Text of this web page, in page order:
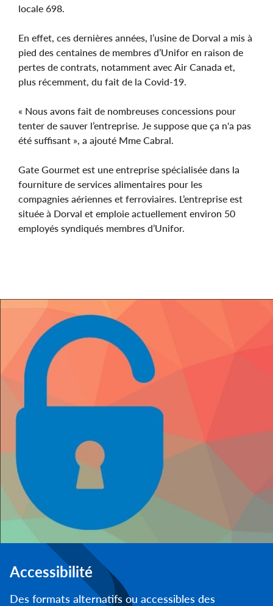
locale 698.
En effet, ces dernières années, l’usine de Dorval a mis à
pied des centaines de membres d’Unifor en raison de
pertes de contrats, notamment avec Air Canada et,
plus récemment, du fait de la Covid-19.
« Nous avons fait de nombreuses concessions pour
tenter de sauver l’entreprise. Je suppose que ça n'a pas
été suffisant », a ajouté Mme Cabral.
Gate Gourmet est une entreprise spécialisée dans la
fourniture de services alimentaires pour les
compagnies aériennes et ferroviaires. L’entreprise est
située à Dorval et emploie actuellement environ 50
employés syndiqués membres d’Unifor.
Accessibilité
Des formats alternatifs ou accessibles des